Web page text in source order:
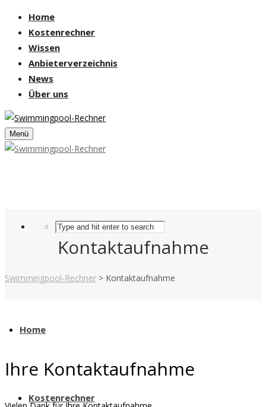
Home
Kostenrechner
Wissen
Anbieterverzeichnis
News
Über uns
Menü
Home
Kostenrechner
Kontaktaufnahme
Swimmingpool-Rechner > Kontaktaufnahme
Ihre Kontaktaufnahme